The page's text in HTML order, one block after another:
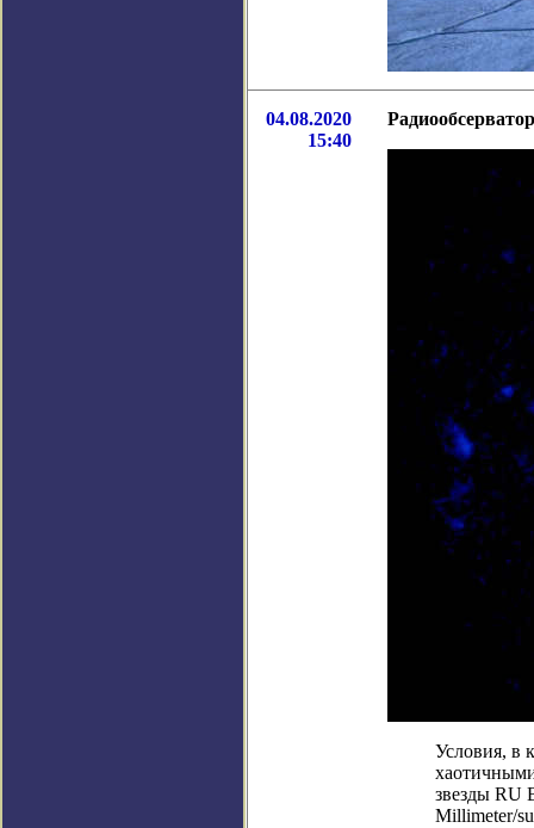
04.08.2020
15:40
Условия, в
звезды RU
Millimeter/